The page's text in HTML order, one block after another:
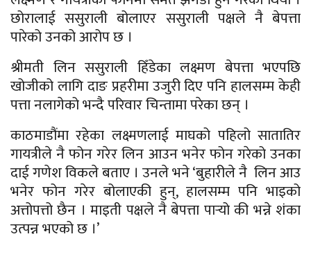
छोरालाई ससुराली बोलाएर ससुराली पक्षले नै बेपत्ता
पारेको उनको आरोप छ ।
श्रीमती लिन ससुराली हिँडेका लक्ष्मण बेपत्ता भएपछि
खोजीको लागि दाङ प्रहरीमा उजुरी दिए पनि हालसम्म केही
पत्ता नलागेको भन्दै परिवार चिन्तामा परेका छन् ।
काठमाडौंमा रहेका लक्ष्मणलाई माघको पहिलो सातातिर
गायत्रीले नै फोन गरेर लिन आउन भनेर फोन गरेको उनका
दाई गणेश विकले बताए । उनले भने ‘बुहारीले नै लिन आउ
भनेर फोन गरेर बोलाएकी हुन्, हालसम्म पनि भाइको
अत्तोपत्तो छैन । माइती पक्षले नै बेपत्ता पार्‍यो की भन्ने शंका
उत्पन्न भएको छ ।’